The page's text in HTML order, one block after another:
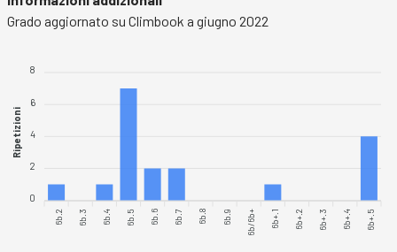
Grado aggiornato su Climbook a giugno 2022
8
6
4
2
0
Ripetizioni
6b.2 6b.3 6b.4 6b.5 6b.6 6b.7 6b.8 6b.9 6b/6b+ 6b+.1 6b+.2 6b+.3 6b+.4 6b+.5